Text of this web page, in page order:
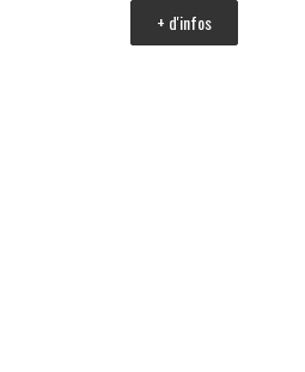
+ d'infos